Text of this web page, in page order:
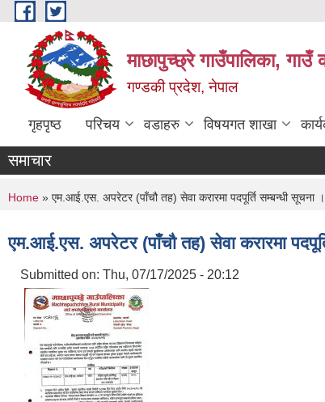
Skip to main content
माछापुच्छ्रे गाउँपालिका, गाउँ
गण्डकी प्रदेश, नेपाल
गृहपृष्ठ परिचय वडाहरु विषयगत शाखा
समाचार
You are here
Home » एम.आई.एस. अपरेटर (पाँचौ तह) सेवा करारमा पदपूर्ति सम्बन्धी सूचना ।
एम.आई.एस. अपरेटर (पाँचौ तह) सेवा करारमा
Submitted on: Thu, 07/17/2025 - 20:12